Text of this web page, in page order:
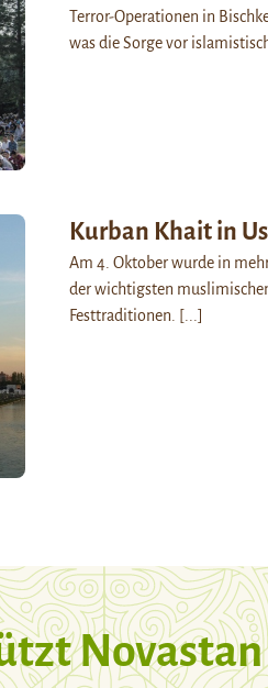
Terror-Operationen in
was die Sorge vor
Kurban Khait in
Am 4. Oktober wurde in
der wichtigsten
Festtraditionen.
[...]
Novastan